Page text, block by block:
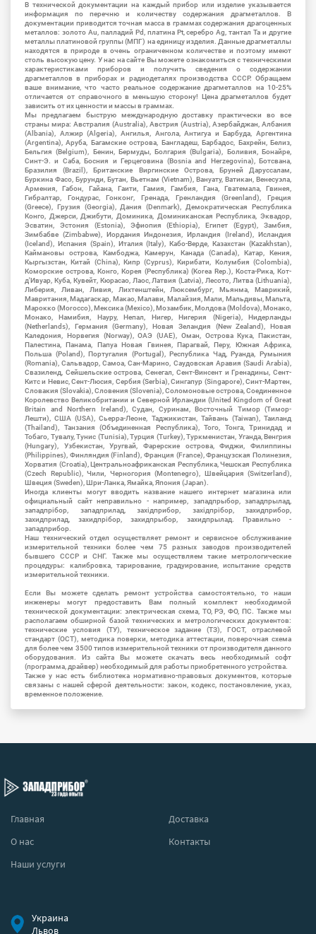
В технической документации на каждый прибор или изделие указывается
информация по перечню и количеству содержания драгметаллов. В
документации приводится точная масса в граммах содержания драгоценных
металлов: золото Au, палладий Pd, платина Pt, серебро Ag, тантал Ta и другие
металлы платиновой группы (МПГ) на единицу изделия. Данные драгметаллы
находятся в природе в очень ограниченном количестве и поэтому имеют
столь высокую цену. У нас на сайте Вы можете ознакомиться с техническими
характеристиками приборов и получить сведения о содержании
драгметаллов в приборах и радиодеталях производства СССР. Обращаем
ваше внимание, что часто реальное содержание драгметаллов на 10-25%
отличается от справочного в меньшую сторону! Цена драгметаллов будет
зависить от их ценности и массы в граммах.
Мы предлагаем быструю международную доставку практически во все
страны мира: Австралия (Australia), Австрия (Austria), Азербайджан, Албания
(Albania), Алжир (Algeria), Ангилья, Ангола, Антигуа и Барбуда, Аргентина
(Argentina), Аруба, Багамские острова, Бангладеш, Барбадос, Бахрейн, Белиз,
Бельгия (Belgium), Бенин, Бермуды, Болгария (Bulgaria), Боливия, Бонайре,
Синт-Э. и Саба, Босния и Герцеговина (Bosnia and Herzegovina), Ботсвана,
Бразилия (Brazil), Британские Виргинские Острова, Бруней Даруссалам,
Буркина Фасо, Бурунди, Бутан, Вьетнам (Vietnam), Вануату, Ватикан, Венесуэла,
Армения, Габон, Гайана, Гаити, Гамия, Гамбия, Гана, Гватемала, Гвинея,
Гибралтар, Гондурас, Гонконг, Гренада, Гренландия (Greenland), Греция
(Greece), Грузия (Georgia), Дания (Denmark), Демократическая Республика
Конго, Джерси, Джибути, Доминика, Доминиканская Республика, Эквадор,
Эсватин, Эстония (Estonia), Эфиопия (Ethiopia), Египет (Egypt), Замбия,
Зимбабве (Zimbabwe), Иордания Индонезия, Ирландия (Ireland), Исландия
(Iceland), Испания (Spain), Италия (Italy), Кабо-Верде, Казахстан (Kazakhstan),
Каймановы острова, Камбоджа, Камерун, Канада (Canada), Катар, Кения,
Кыргызстан, Китай (China), Кипр (Cyprus), Кирибати, Колумбия (Colombia),
Коморские острова, Конго, Корея (Республика) (Korea Rep.), Коста-Рика, Кот-
д'Ивуар, Куба, Кувейт, Кюрасао, Лаос, Латвия (Latvia), Лесото, Литва (Lithuania),
Либерия, Ливан, Ливия, Лихтенштейн, Люксембург, Мьянма, Маврикий,
Мавритания, Мадагаскар, Макао, Малави, Малайзия, Мали, Мальдивы, Мальта,
Марокко (Morocco), Мексика (Mexico), Мозамбик, Молдова (Moldova), Монако,
Монако, Намибия, Науру, Непал, Нигер, Нигерия (Nigeria), Нидерланды
(Netherlands), Германия (Germany), Новая Зеландия (New Zealand), Новая
Каледония, Норвегия (Norway), ОАЭ (UAE), Оман, Острова Кука, Пакистан,
Палестина, Панама, Папуа Новая Гвинея, Парагвай, Перу, Южная Африка,
Польша (Poland), Португалия (Portugal), Республика Чад, Руанда, Румыния
(Romania), Сальвадор, Самоа, Сан-Марино, Саудовская Аравия (Saudi Arabia),
Свазиленд, Сейшельские острова, Сенегал, Сент-Винсент и Гренадины, Сент-
Китс и Невис, Сент-Люсия, Сербия (Serbia), Сингапур (Singapore), Синт-Мартен,
Словакия (Slovakia), Словения (Slovenia), Соломоновые острова, Соединенное
Королевство Великобритании и Северной Ирландии (United Kingdom of Great
Britain and Northern Ireland), Судан, Суринам, Восточный Тимор (Тимор-
Лешти), США (USA), Сьерра-Леоне, Таджикистан, Тайвань (Taiwan), Таиланд
(Thailand), Танзания (Объединенная Республика), Того, Тонга, Тринидад и
Тобаго, Тувалу, Тунис (Tunisia), Турция (Turkey), Туркменистан, Уганда, Венгрия
(Hungary), Узбекистан, Уругвай, Фарерские острова, Фиджи, Филиппины
(Philippines), Финляндия (Finland), Франция (France), Французская Полинезия,
Хорватия (Croatia), Центральноафриканская Республика, Чешская Республика
(Czech Republic), Чили, Черногория (Montenegro), Швейцария (Switzerland),
Швеция (Sweden), Шри-Ланка, Ямайка, Япония (Japan).
Иногда клиенты могут вводить название нашего интернет магазина или
официальный сайт неправильно - например, западпрыбор, западпрылад,
западпрібор, западприлад, західприбор, західпрібор, захидприбор,
захидприлад, захидпрібор, захидпрыбор, захидпрылад. Правильно -
западприбор.
Наш технический отдел осуществляет ремонт и сервисное обслуживание
измерительной техники более чем 75 разных заводов производителей
бывшего СССР и СНГ. Также мы осуществляем такие метрологические
процедуры: калибровка, тарирование, градуирование, испытание средств
измерительной техники.
Если Вы можете сделать ремонт устройства самостоятельно, то наши
инженеры могут предоставить Вам полный комплект необходимой
технической документации: электрическая схема, ТО, РЭ, ФО, ПС. Также мы
располагаем обширной базой технических и метрологических документов:
технические условия (ТУ), техническое задание (ТЗ), ГОСТ, отраслевой
стандарт (ОСТ), методика поверки, методика аттестации, поверочная схема
для более чем 3500 типов измерительной техники от производителя данного
оборудования. Из сайта Вы можете скачать весь необходимый софт
(программа, драйвер) необходимый для работы приобретенного устройства.
Также у нас есть библиотека нормативно-правовых документов, которые
связаны с нашей сферой деятельности: закон, кодекс, постановление, указ,
временное положение.
Главная
Доставка
О нас
Контакты
Наши услуги
Украина
Львов